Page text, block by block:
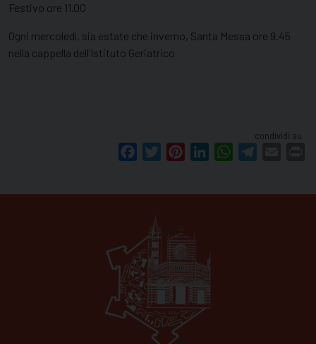
Festivo ore 11.00
Ogni mercoledì, sia estate che inverno, Santa Messa ore 9.45
nella cappella dell’Istituto Geriatrico
condividi su
FacebookTwitterPinterestLinkedInWhatsApp